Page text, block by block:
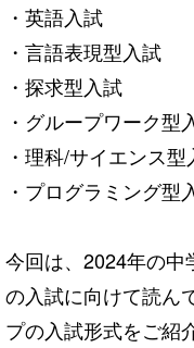
・英語入試
・言語表現型入試
・探求型入試
・グループワーク型
・理科/サイエンス型
・プログラミング型
今回は、2024年の
の入試に向けて読ん
プの入試形式をご紹